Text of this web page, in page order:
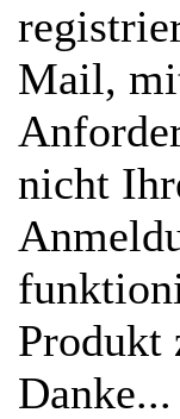
Mail,
nicht
Produkt
Danke...